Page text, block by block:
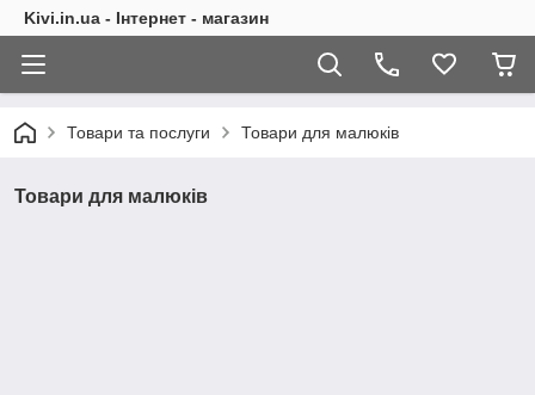
Kivi.in.ua - Інтернет - магазин
Товари та послуги Товари для малюків
Товари для малюків